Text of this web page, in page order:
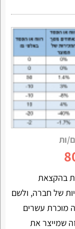
בהקצאת
של חברה, ולשם
מוכרת עשרים
שמייצר את